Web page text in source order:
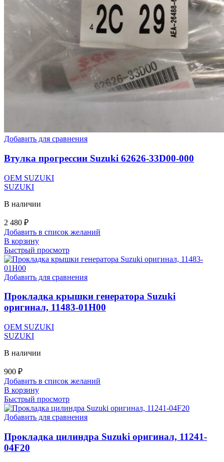
Добавить для сравнения
Втулка прогрессии Suzuki 62626-33D00-000
OEM SUZUKI
SUZUKI
В наличии
2 480 ₽
Добавить в список желаний
В корзину
Быстрый просмотр
Добавить для сравнения
Прокладка крышки генератора Suzuki
оригинал, 11483-01H00
OEM SUZUKI
SUZUKI
В наличии
900 ₽
Добавить в список желаний
В корзину
Быстрый просмотр
Добавить для сравнения
Прокладка цилиндра Suzuki оригинал, 11241-
04F20